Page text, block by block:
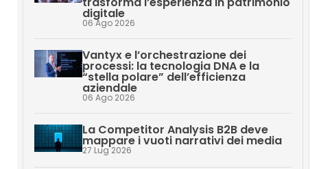
digitale
06 Ago 2026
Vantyx e l’orchestrazione dei
processi: la tecnologia DNA e la
“stella polare” dell’efficienza
aziendale
06 Ago 2026
La Competitor Analysis B2B deve
mappare i vuoti narrativi dei media
27 Lug 2026